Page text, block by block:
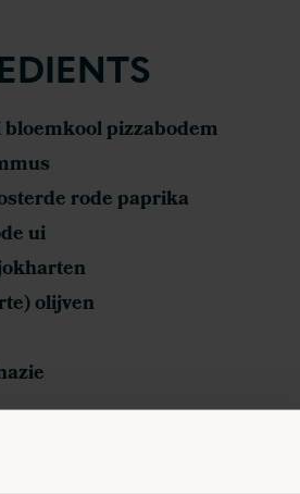
pizzabodem
rode paprika
ui
olijven